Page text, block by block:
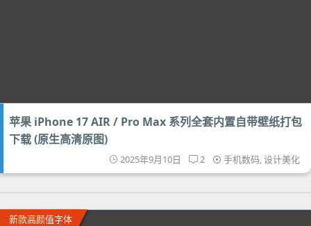
苹果 iPhone 17 AIR / Pro Max 系列全套内置自带壁纸打包
下载 (原生高清原图)
2025年9月10日 2 手机数码,设计美化
新款高颜值字体